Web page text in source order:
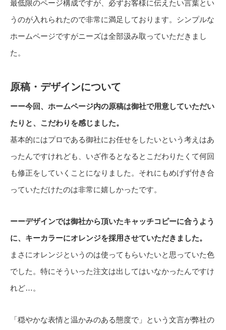
最低限のページ構成ですが、必ずお客様に伝えたい言葉とい
うのが入れられたので非常に満足しております。シンプルな
ホームページですがニーズは全部汲み取っていただきまし
た。
原稿・デザインについて
ーー今回、ホームページ内の原稿は御社で用意していただい
たりと、こだわりを感じました。
基本的にはプロである御社にお任せをしたいという考えはあ
ったんですけれども、いざ作るとなるとこだわりたくて何回
も修正をしていくことになりました。それにもめげず付き合
っていただけたのは非常に嬉しかったです。
ーーデザインでは御社から頂いたキャッチコピーに合うよう
に、キーカラーにオレンジを採用させていただきました。
まさにオレンジというのは使ってもらいたいと思っていた色
でした。特にそういった注文は出してはいなかったんですけ
れど…。
「穏やかな表情と温かみのある態度で」という文言が弊社の